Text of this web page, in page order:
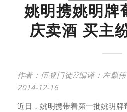
姚明携姚明牌
庆卖酒 买主
作者：伍登门徒??编译： 左麒伟
2014-12-16
近日，姚明携带着第一批姚明